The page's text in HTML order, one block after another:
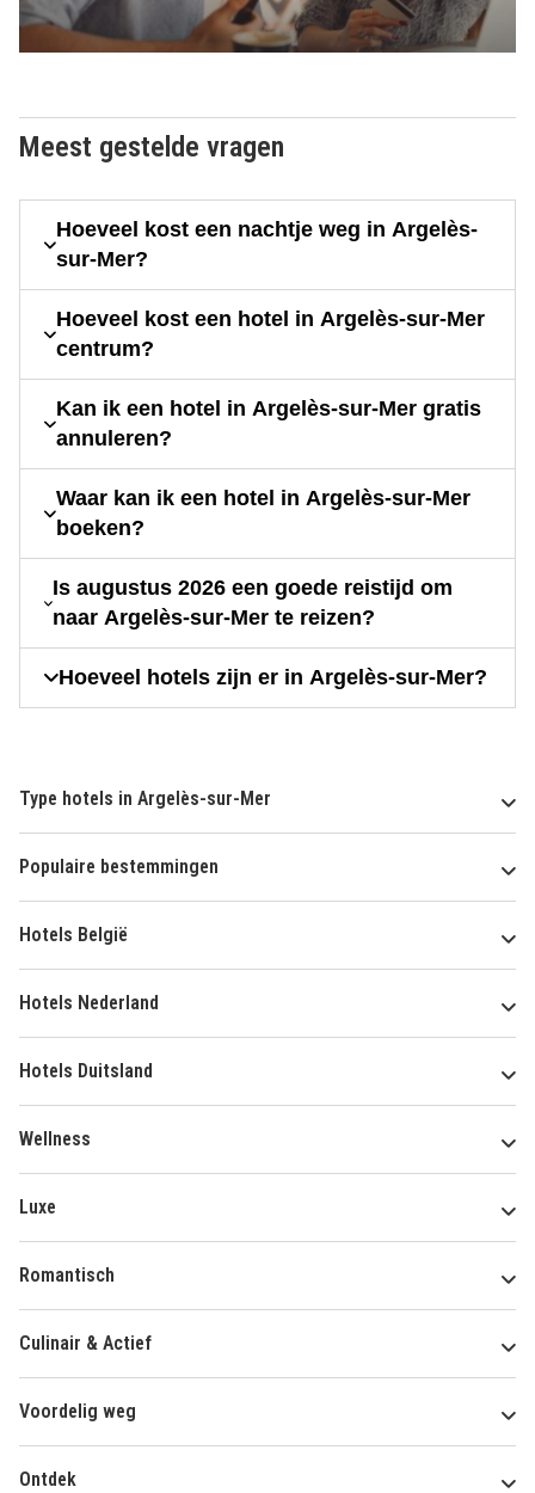
Meest gestelde vragen
Hoeveel kost een nachtje weg in Argelès-
sur-Mer?
Hoeveel kost een hotel in Argelès-sur-Mer
centrum?
Kan ik een hotel in Argelès-sur-Mer gratis
annuleren?
Waar kan ik een hotel in Argelès-sur-Mer
boeken?
Is augustus 2026 een goede reistijd om
naar Argelès-sur-Mer te reizen?
Hoeveel hotels zijn er in Argelès-sur-Mer?
Type hotels in Argelès-sur-Mer
Populaire bestemmingen
Hotels België
Hotels Nederland
Hotels Duitsland
Wellness
Luxe
Romantisch
Culinair & Actief
Voordelig weg
Ontdek